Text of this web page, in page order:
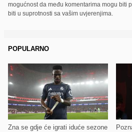
mogućnost da među komentarima mogu biti
biti u suprotnosti sa vašim uvjerenjima.
POPULARNO
Zna se gdje će igrati iduće sezone